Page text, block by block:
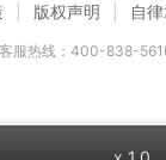
版权声明 自
客服热线：400-838-